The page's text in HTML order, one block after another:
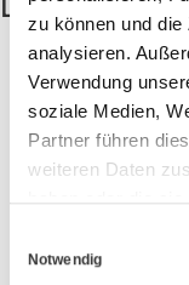
zu können und
analysieren.
Verwendung
soziale Medien,
Partner führen
weiteren Daten
Notwendig
als
Finanzen